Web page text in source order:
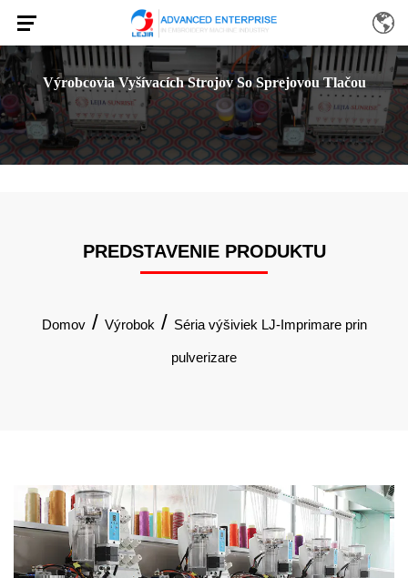
Výrobcovia Vyšívacích Strojov So Sprejovou Tlačou
PREDSTAVENIE PRODUKTU
Domov/ Výrobok / Séria výšiviek LJ-Imprimare prin
pulverizare